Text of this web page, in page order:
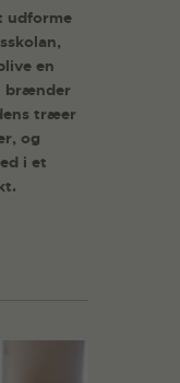
udforme
en
brænder
træer
og
i et